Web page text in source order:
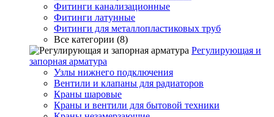
Фитинги канализационные
Фитинги латунные
Фитинги для металлопластиковых труб
Все категории (8)
Регулирующая и
запорная арматура
Узлы нижнего подключения
Вентили и клапаны для радиаторов
Краны шаровые
Краны и вентили для бытовой техники